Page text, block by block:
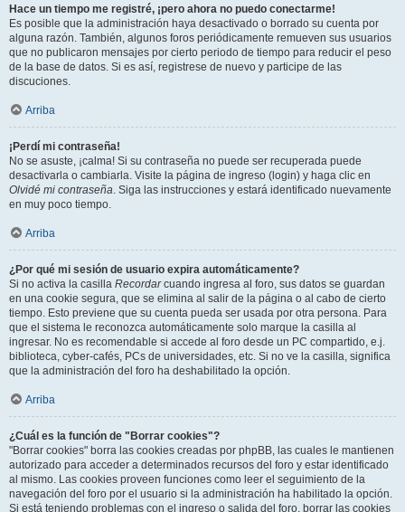
Hace un tiempo me registré, ¡pero ahora no puedo conectarme!
Es posible que la administración haya desactivado o borrado su cuenta por
alguna razón. También, algunos foros periódicamente remueven sus usuarios
que no publicaron mensajes por cierto periodo de tiempo para reducir el peso
de la base de datos. Si es así, registrese de nuevo y participe de las
discuciones.
Arriba
¡Perdí mi contraseña!
No se asuste, ¡calma! Si su contraseña no puede ser recuperada puede
desactivarla o cambiarla. Visite la página de ingreso (login) y haga clic en
Olvidé mi contraseña. Siga las instrucciones y estará identificado nuevamente
en muy poco tiempo.
Arriba
¿Por qué mi sesión de usuario expira automáticamente?
Si no activa la casilla Recordarcuando ingresa al foro, sus datos se guardan
en una cookie segura, que se elimina al salir de la página o al cabo de cierto
tiempo. Esto previene que su cuenta pueda ser usada por otra persona. Para
que el sistema le reconozca automáticamente solo marque la casilla al
ingresar. No es recomendable si accede al foro desde un PC compartido, e.j.
biblioteca, cyber-cafés, PCs de universidades, etc. Si no ve la casilla, significa
que la administración del foro ha deshabilitado la opción.
Arriba
¿Cuál es la función de "Borrar cookies"?
"Borrar cookies" borra las cookies creadas por phpBB, las cuales le mantienen
autorizado para acceder a determinados recursos del foro y estar identificado
al mismo. Las cookies proveen funciones como leer el seguimiento de la
navegación del foro por el usuario si la administración ha habilitado la opción.
Si está teniendo problemas con el ingreso o salida del foro, borrar las cookies